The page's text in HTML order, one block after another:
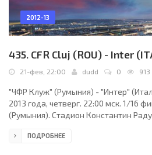
2012-13
435. CFR Cluj (ROU) - Inter
21-фев, 22:00 dudd 0 913
"ЧФР Клуж" (Румыния) - "Интер"
2013 года, четверг. 22:00 мск. 1/16
(Румыния). Стадион Константин
Петр Садчук, Мацей Вежбовски (оба
ПОДРОБНЕЕ